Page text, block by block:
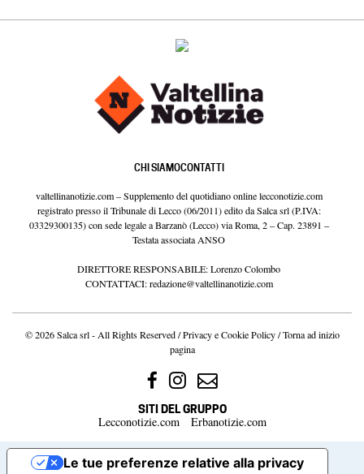
CHI SIAMOCONTATTI
valtellinanotizie.com – Supplemento del quotidiano online lecconotizie.com
registrato presso il Tribunale di Lecco (06/2011) edito da Salca srl (P.IVA:
03329300135) con sede legale a Barzanò (Lecco) via Roma, 2 – Cap. 23891 –
Testata associata ANSO
DIRETTORE RESPONSABILE: Lorenzo Colombo
CONTATTACI:redazione@valtellinanotizie.com
© 2026 Salca srl - All Rights Reserved /Privacy e Cookie Policy/Torna ad inizio
pagina
SITI DEL GRUPPO
Lecconotizie.com Erbanotizie.com
Le tue preferenze relative alla privacy